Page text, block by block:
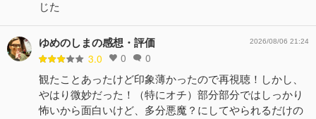
じた
ゆめのしまの感想・評価
3.0 0 0
2026/08/06 21:24
観たことあったけど印象薄かったので再視聴！しかし、
やはり微妙だった！（特にオチ）部分部分ではしっかり
怖いから面白いけど、多分悪魔？にしてやられるだけの